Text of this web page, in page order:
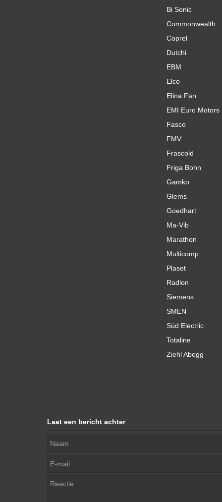
Bi Sonic
Commonwealth
Coprel
Dutchi
EBM
Elco
Elina Fan
EMI Euro Motors
Fasco
FMV
Frascold
Friga Bohn
Gamko
Glems
Goedhart
Ma-Vib
Marathon
Multicomp
Plaset
Radlon
Siemens
SMEN
Süd Electric
Totaline
Ziehl Abegg
Laat een bericht achter